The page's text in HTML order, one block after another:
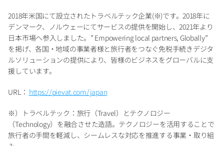
2018年米国にて設立されたトラベルテック企業(※)です。2018年に
デンマーク、ノルウェーにてサービスの提供を開始し、2021年より
日本市場へ参入しました。” Empowering local partners, Globally”
を掲げ、各国・地域の事業者様と旅行者をつなぐ免税手続きデジタ
ルソリューションの提供により、皆様のビジネスをグローバルに支
援しています。
URL： https://pievat.com/japan
※）トラベルテック：旅行（Travel）とテクノロジー
（Technology）を融合させた造語。テクノロジーを活用することで
旅行者の手間を軽減し、シームレスな対応を推進する事業・取り組